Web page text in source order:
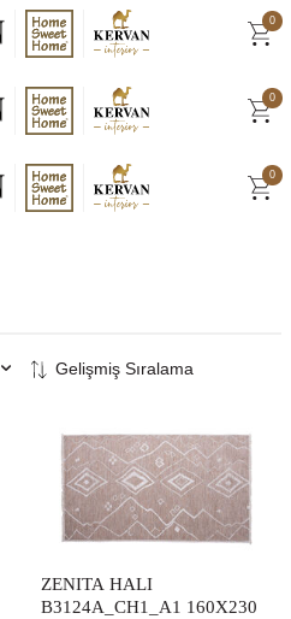
0
0
0
ZENITA HALI
B3124A_CH1_A1 160X230